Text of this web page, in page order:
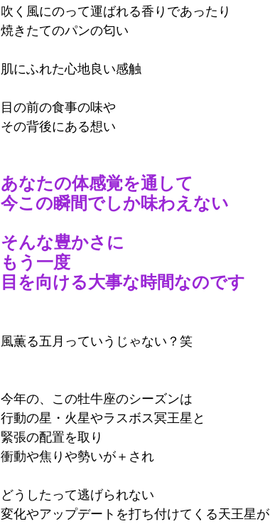
吹く風にのって運ばれる香りであったり
焼きたてのパンの匂い
肌にふれた心地良い感触
目の前の食事の味や
その背後にある想い
あなたの体感覚を通して
今この瞬間でしか味わえない
そんな豊かさに
もう一度
目を向ける大事な時間なのです
風薫る五月っていうじゃない？笑
今年の、この牡牛座のシーズンは
行動の星・火星やラスボス冥王星と
緊張の配置を取り
衝動や焦りや勢いが＋され
どうしたって逃げられない
変化やアップデートを打ち付けてくる天王星が